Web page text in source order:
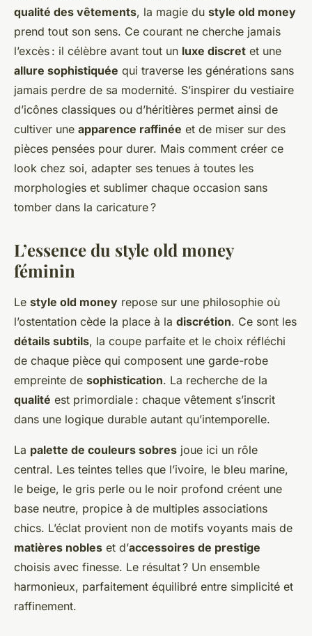
qualité des vêtements, la magie du style old money
prend tout son sens. Ce courant ne cherche jamais
l’excès : il célèbre avant tout un luxe discret et une
allure sophistiquée qui traverse les générations sans
jamais perdre de sa modernité. S’inspirer du vestiaire
d’icônes classiques ou d’héritières permet ainsi de
cultiver une apparence raffinée et de miser sur des
pièces pensées pour durer. Mais comment créer ce
look chez soi, adapter ses tenues à toutes les
morphologies et sublimer chaque occasion sans
tomber dans la caricature ?
L’essence du style old money
féminin
Le style old money repose sur une philosophie où
l’ostentation cède la place à la discrétion. Ce sont les
détails subtils, la coupe parfaite et le choix réfléchi
de chaque pièce qui composent une garde-robe
empreinte de sophistication. La recherche de la
qualité est primordiale : chaque vêtement s’inscrit
dans une logique durable autant qu’intemporelle.
La palette de couleurs sobres joue ici un rôle
central. Les teintes telles que l’ivoire, le bleu marine,
le beige, le gris perle ou le noir profond créent une
base neutre, propice à de multiples associations
chics. L’éclat provient non de motifs voyants mais de
matières nobles et d’accessoires de prestige
choisis avec finesse. Le résultat ? Un ensemble
harmonieux, parfaitement équilibré entre simplicité et
raffinement.